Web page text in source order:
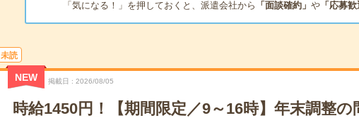
「気になる！」を押しておくと、派遣会社から 「面談確約」 や「応募歓
未読
NEW 掲載日 2026/08/05
時給1450円！【期間限定／9～16時】年末調整の